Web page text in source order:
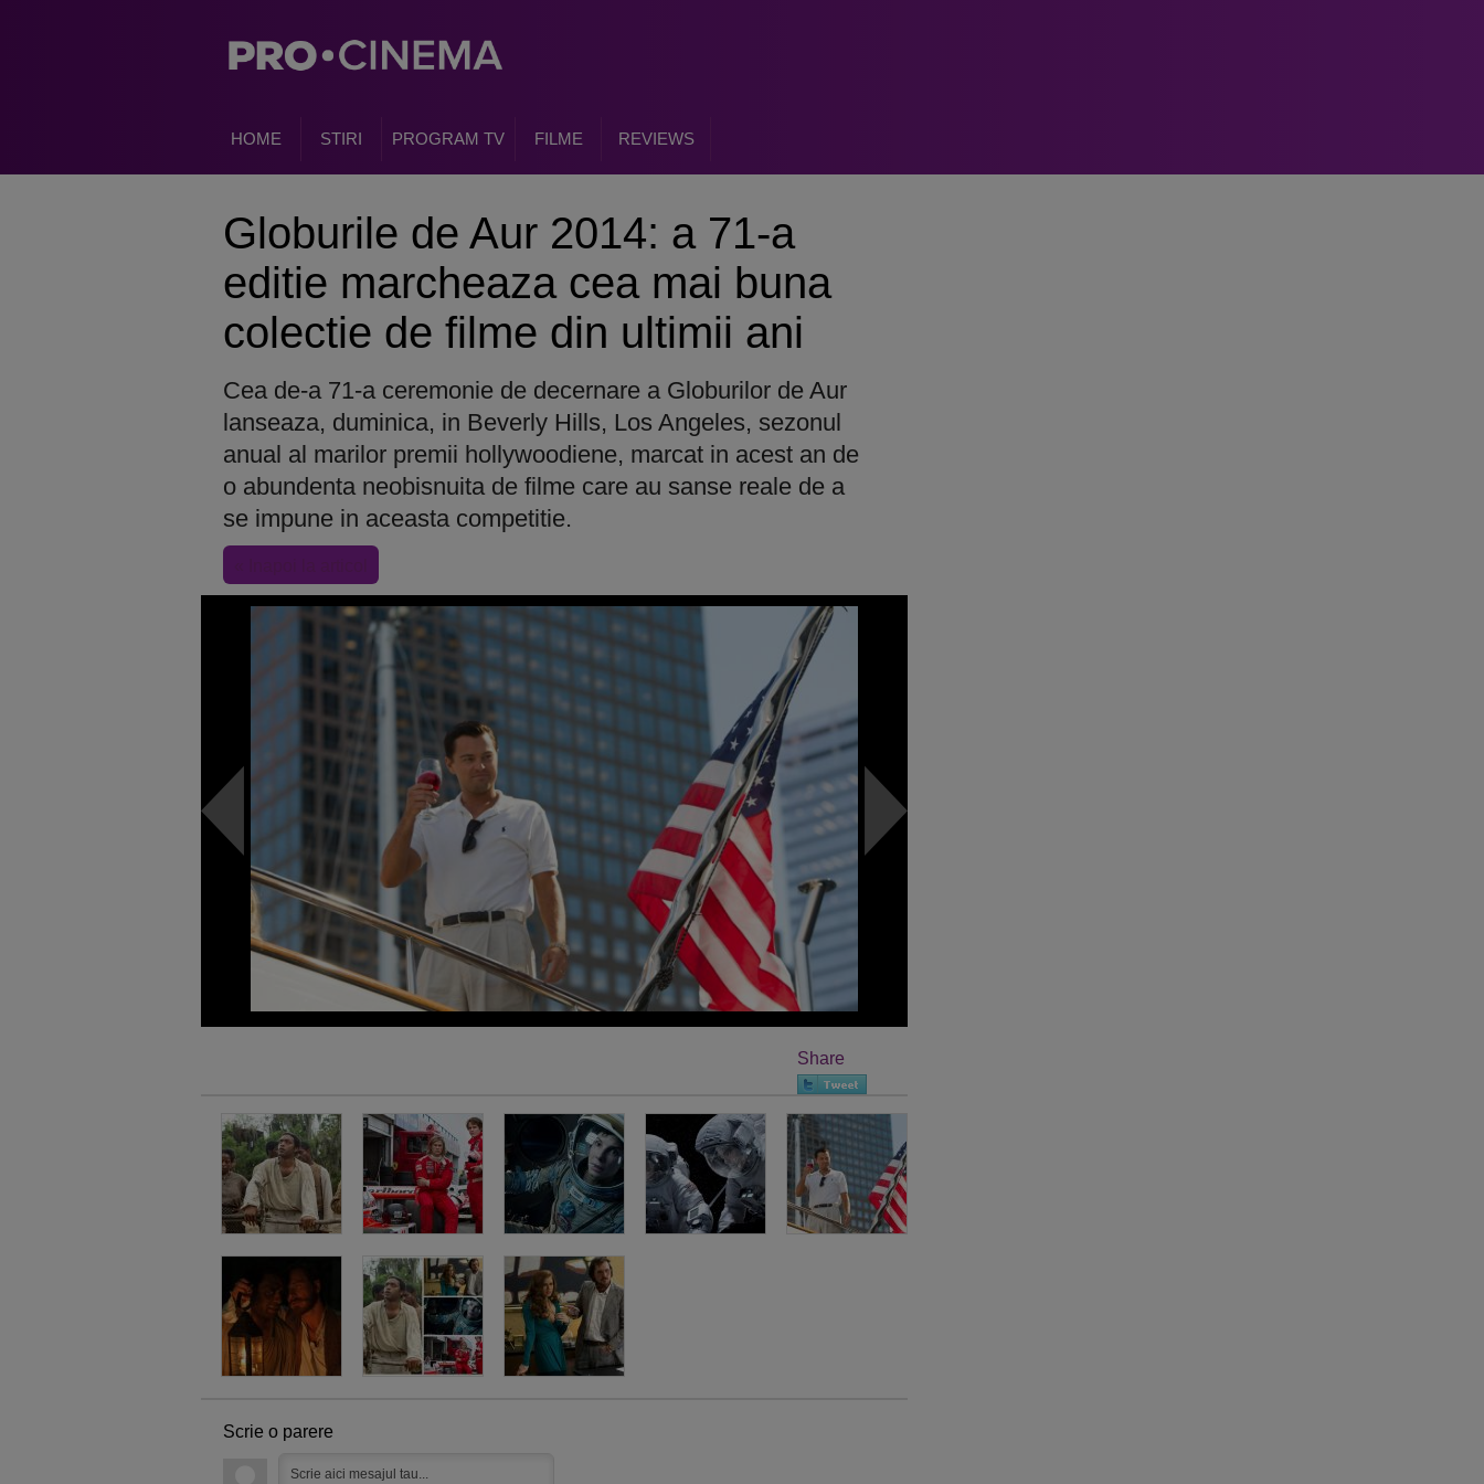
HOME STIRI PROGRAM TV FILME REVIEWS
Globurile de Aur 2014: a 71-a
editie marcheaza cea mai buna
colectie de filme din ultimii ani
Cea de-a 71-a ceremonie de decernare a Globurilor de Aur
lanseaza, duminica, in Beverly Hills, Los Angeles, sezonul
anual al marilor premii hollywoodiene, marcat in acest an de
o abundenta neobisnuita de filme care au sanse reale de a
se impune in aceasta competitie.
Share
Scrie o parere